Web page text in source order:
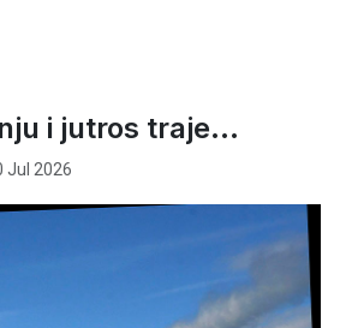
i jutros traje...
Jul 2026